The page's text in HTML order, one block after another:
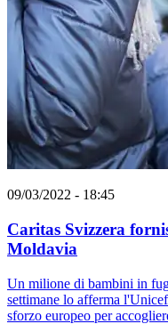
09/03/2022 - 18:45
Caritas Svizzera
Moldavia
Un milione di bambini in
settimane lo afferma
sforzo europeo per